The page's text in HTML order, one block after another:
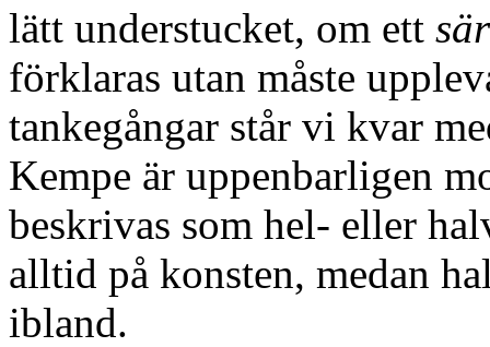
lätt understucket, om ett
förklaras utan måste
tankegångar står vi kvar
Kempe är uppenbarligen
beskrivas som hel- eller
alltid på konsten, medan
ibland.